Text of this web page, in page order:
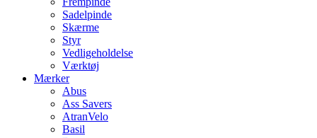
Sadelpinde
Skærme
Styr
Vedligeholdelse
Værktøj
Mærker
Abus
Ass Savers
AtranVelo
Basil